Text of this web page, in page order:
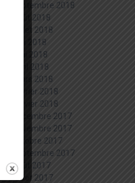
septembre 2018
août 2018
juillet 2018
juin 2018
mai 2018
avril 2018
mars 2018
février 2018
janvier 2018
décembre 2017
novembre 2017
octobre 2017
septembre 2017
août 2017
juillet 2017